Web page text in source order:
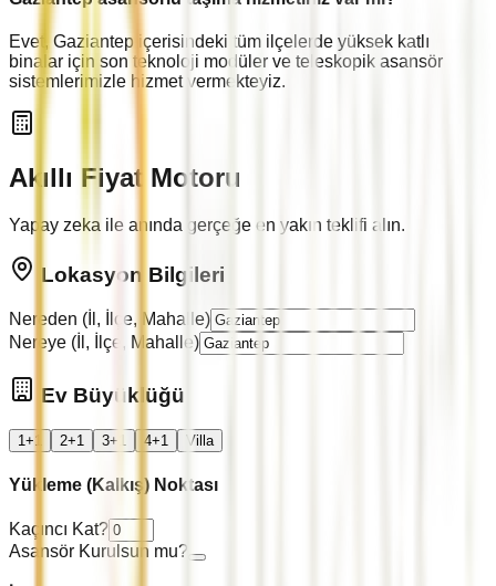
Evet, Gaziantep içerisindeki tüm ilçelerde yüksek katlı
binalar için son teknoloji modüler ve teleskopik asansör
sistemlerimizle hizmet vermekteyiz.
Akıllı Fiyat Motoru
Yapay zeka ile anında gerçeğe en yakın teklifi alın.
Lokasyon Bilgileri
Nereden (İl, İlçe, Mahalle)
Nereye (İl, İlçe, Mahalle)
Ev Büyüklüğü
1+1 2+1 3+1 4+1 Villa
Yükleme (Kalkış) Noktası
Kaçıncı Kat?
Asansör Kurulsun mu?